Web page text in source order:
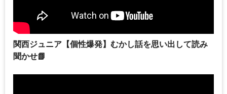
関西ジュニア【個性爆発】むかし話を思い出して読み
聞かせ📗